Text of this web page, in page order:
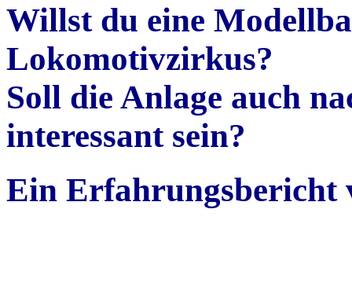
Willst du eine
Lokomotivzirkus?
Soll die Anlage auch
interessant sein?
Ein Erfahrungsbericht